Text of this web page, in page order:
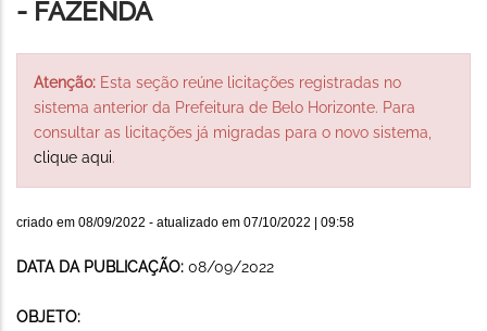
- FAZENDA
Atenção: Esta seção reúne licitações registradas no
sistema anterior da Prefeitura de Belo Horizonte. Para
consultar as licitações já migradas para o novo sistema,
clique aqui.
criado em 08/09/2022 - atualizado em 07/10/2022 | 09:58
DATA DA PUBLICAÇÃO: 08/09/2022
OBJETO: